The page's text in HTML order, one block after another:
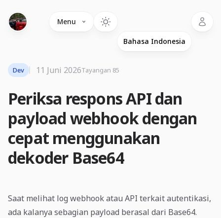
Menu
Periksa respons API dan
payload webhook dengan
cepat menggunakan
dekoder Base64
Dev 11 Juni 2026Tayangan 85
Saat melihat log webhook atau API terkait autentikasi,
ada kalanya sebagian payload berasal dari Base64.